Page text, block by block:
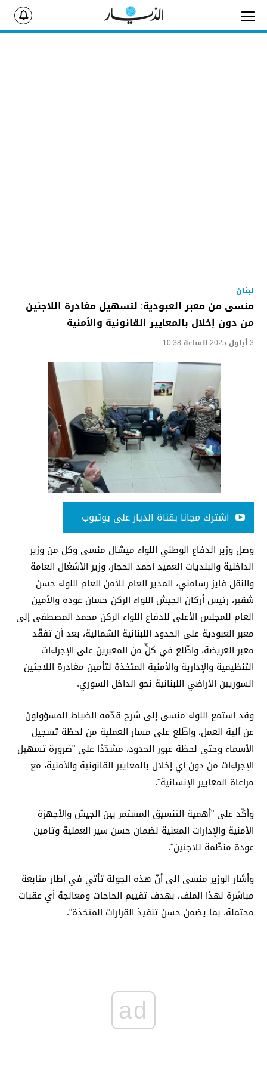
لبنان
منسى من معبر العبودية: لتسهيل مغادرة اللاجئين
من دون إخلال بالمعايير القانونية والأمنية
3 أيلول 2025 الساعة 10:38
اشترك مجانا بقناة الديار على يوتيوب
وصل وزير الدفاع الوطني اللواء ميشال منسى وكل من وزير
الداخلية والبلديات العميد أحمد الحجار، وزير الأشغال العامة
والنقل فايز رسامني، المدير العام للأمن العام اللواء حسن
شقير، رئيس أركان الجيش اللواء الركن حسان عوده والأمين
العام للمجلس الأعلى للدفاع اللواء الركن محمد المصطفى إلى
معبر العبودية على الحدود اللبنانية الشمالية، بعد أن تفقّد
معبر العريضة، واطّلع في كلٍّ من المعبرين على الإجراءات
التنظيمية والإدارية والأمنية المتخذة لتأمين مغادرة اللاجئين
السوريين الأراضي اللبنانية نحو الداخل السوري.
وقد استمع اللواء منسى إلى شرح قدّمه الضباط المسؤولون
عن آلية العمل، واطّلع على مسار العملية من لحظة تسجيل
الأسماء وحتى لحظة عبور الحدود، مشدّدًا على "ضرورة تسهيل
الإجراءات من دون أي إخلال بالمعايير القانونية والأمنية، مع
مراعاة المعايير الإنسانية".
وأكّد على "أهمية التنسيق المستمر بين الجيش والأجهزة
الأمنية والإدارات المعنية لضمان حسن سير العملية وتأمين
عودة منظّمة للاجئين".
وأشار الوزير منسى إلى أنّ هذه الجولة تأتي في إطار متابعة
مباشرة لهذا الملف، بهدف تقييم الحاجات ومعالجة أي عقبات
محتملة، بما يضمن حسن تنفيذ القرارات المتخذة".
ad